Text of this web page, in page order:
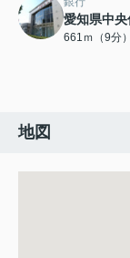
愛知県中
661ｍ（9分）
地図